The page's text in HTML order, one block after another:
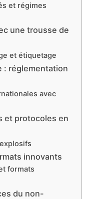
et régimes
une trousse de
et étiquetage
: réglementation
avec
et protocoles en
innovants
formats
du non-